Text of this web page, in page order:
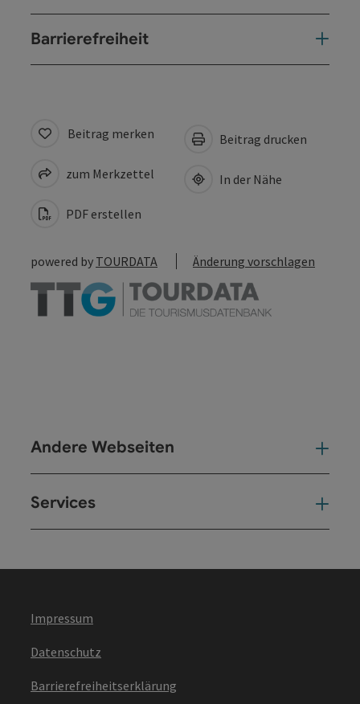
Barrierefreiheit
Beitrag merken
zum Merkzettel
PDF erstellen
Beitrag drucken
In der Nähe
powered by TOURDATA Änderung vorschlagen
Andere Webseiten
Services
Impressum
Datenschutz
Barrierefreiheitserklärung